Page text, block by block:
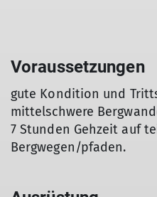
Voraussetzungen
gute Kondition und
mittelschwere
7 Stunden Gehzeit auf
Bergwegen/pfaden.